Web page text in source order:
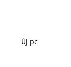
Új pc